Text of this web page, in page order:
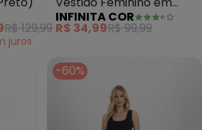
R$ 129,99
juros
Viscotorcion (Preto)
INFINITA COR
R$ 34,99R$ 99,99
-60%